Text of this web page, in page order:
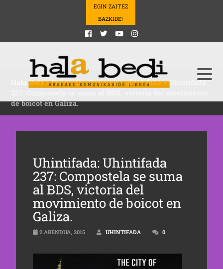
EGIN ZAITEZ
BAZKIDE!
Hala Bedi>Podcasts>Sozialak>uhintifada>Uhintifada
de boicot en Galiza.
Uhintifada: Uhintifada
237: Compostela se suma
al BDS, victoria del
movimiento de boicot en
Galiza.
2 ABENDUA, 2015 UHINTIFADA 0